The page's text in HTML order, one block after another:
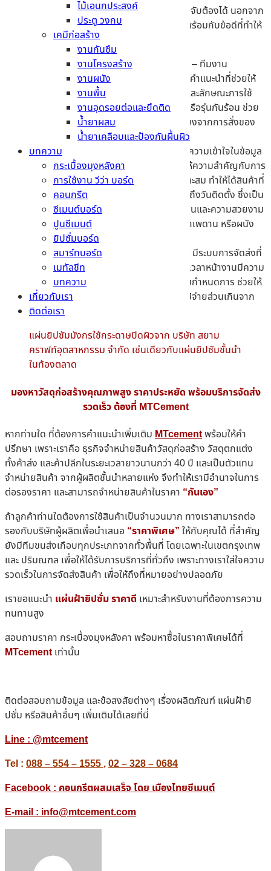
ไม้เอนกประสงค์
ประตู วงกบ
เคมีก่อสร้าง
งานกันซึม
งานโครงสร้าง
งานผนัง
งานพื้น
งานอุดรอยต่อและยึดติด
น้ำยาผสม
น้ำยาเคลือบและป้องกันผื้นผิว
บทความ
กระเบื้องมุงหลังคา
การใช้งาน วีว่า บอร์ด
คอนกรีต
ซีเมนต์บอร์ด
ปูนซีเมนต์
ยิปซั่มบอร์ด
สมาร์ทบอร์ด
เมทัลชีท
บทความ
เกี่ยวกับเรา
ติดต่อเรา
ตอบโจทย์ทั้งด้านคุณสมบัติ มาตรฐาน และราคาที่จับต้องได้ นอกจาก
นี้การซื้อวัสดุก่อสร้างกับเราMTCement
ยังมาพร้อมกับข้อดีที่ทำให้
คุณทำงานง่ายมากขึ้น ดังนี้
ความเป็นมืออาชีพและที่ปรึกษาเฉพาะทาง
– ทีมงาน
MTCementมีความเชี่ยวชาญสูงในการให้คำแนะนำที่ช่วยให้
คุณเลือกผลิตภัณฑ์ได้ตรงกับงบประมาณและลักษณะการใช้
งานจริง ไม่ว่าจะเป็นการเลือกใช้รุ่นกันชื้น หรือรุ่นกันร้อน ช่วย
ให้วางแผนสั่งซื้อได้แม่นยำ และลดความเสี่ยงจากการสั่งของ
ผิดประเภท หรือวัตถุประสงค์การใช้งาน
การบริหารจัดการสินค้าที่เหนือกว่า
– ด้วยความเข้าใจในข้อมูล
เชิงลึกของวัสดุก่อสร้างMTCement
จึงให้ความสำคัญกับการ
เก็บรักษาแผ่นยิปซั่มในพื้นที่ที่แห้ง และเหมาะสม ทำให้ได้สินค้าที่
มีคุณภาพคงที่ตั้งแต่วันที่ออกจากโกดังจนถึงวันติดตั้ง ซึ่งเป็น
ปัจจัยสำคัญที่สุดที่ส่งผลต่อความเรียบเนียนและความสวยงาม
ของตัวบอร์ด โดยเฉพาะกับ ยิปซั่มบอร์ด ฝ้าเพดาน หรือผนัง
ภายใน
ระบบโลจิสติกส์ที่เชื่อถือได้
มีระบบการจัดส่งที่
เข้าใจในระบบงานก่อสร้าง ทำให้การบริหารเวลาหน้างานมีความ
ราบรื่น สินค้าถูกส่งถึงที่หมายตรงเวลาตามกำหนดการ ช่วยให้
งานของช่างไม่สะดุด และลดโอกาสเกิดค่าใช้จ่ายส่วนเกินจาก
ความล่าช้าในการส่งวัสดุ
แผ่นยิปซัมมังกรใช้กระดาษปิดผิวจาก บริษัท สยาม
คราฟท์อุตสาหกรรม จำกัด เช่นเดียวกับแผ่นยิปซัมชั้นนำ
ในท้องตลาด
มองหาวัสดุก่อสร้างคุณภาพสูง ราคาประหยัด พร้อมบริการจัดส่ง
รวดเร็ว ต้องที่ MTCement
หากท่านใด ที่ต้องการคำแนะนำเพิ่มเติม MTcementพร้อมให้คำ
ปรึกษา เพราะเราคือ ธุรกิจจำหน่ายสินค้าวัสดุก่อสร้าง วัสดุตกแต่ง
ทั้งค้าส่ง และค้าปลีกในระยะเวลายาวนานกว่า 40 ปี และเป็นตัวแทน
จำหน่ายสินค้า จากผู้ผลิตชั้นนำหลายแห่ง จึงทำให้เรามีอำนาจในการ
ต่อรองราคา และสามารถจำหน่ายสินค้าในราคา “กันเอง”
ถ้าลูกค้าท่านใดต้องการใช้สินค้าเป็นจำนวนมาก ทางเราสามารถต่อ
รองกับบริษัทผู้ผลิตเพื่อนำเสนอ “ราคาพิเศษ” ให้กับคุณได้ ที่สำคัญ
ยังมีทีมขนส่งเกือบทุกประเภทจากทั่วพื้นที่ โดยเฉพาะในเขตกรุงเทพ
และ ปริมณฑล เพื่อให้ได้รับการบริการที่ทั่วถึง เพราะทางเราใส่ใจความ
รวดเร็วในการจัดส่งสินค้า เพื่อให้ถึงที่หมายอย่างปลอดภัย
เราขอแนะนำ แผ่นฝ้ายิปซั่ม ราคาดี เหมาะสำหรับงานที่ต้องการความ
ทนทานสูง
สอบถามราคา กระเบื้องมุงหลังคา พร้อมหาซื้อในราคาพิเศษได้ที่
MTcementเท่านั้น
ติดต่อสอบถามข้อมูล และข้อสงสัยต่างๆ เรื่องผลิตภัณฑ์ แผ่นฝ้ายิ
ปซั่ม หรือสินค้าอื่นๆ เพิ่มเติมได้เลยที่นี่
Line : @mtcement
Tel : 088 – 554 – 1555 ,02 – 328 – 0684
Facebook : คอนกรีตผสมเสร็จ โดย เมืองไทยซีเมนต์
E-mail : info@mtcement.com